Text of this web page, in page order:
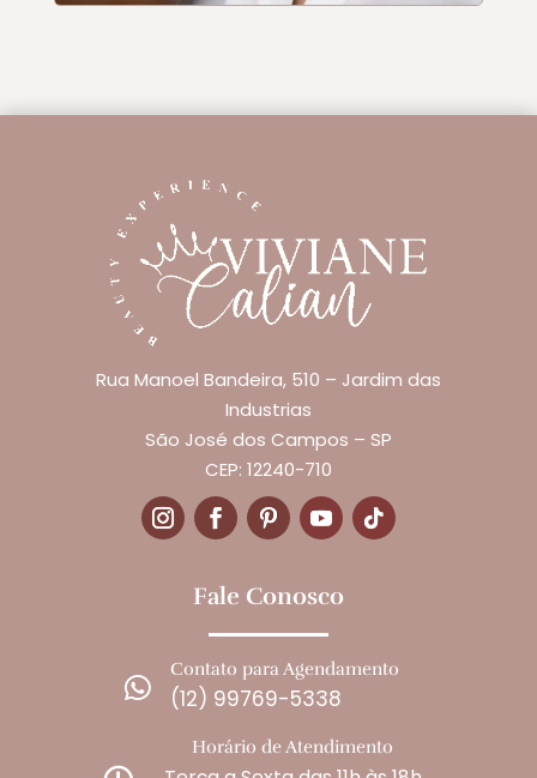
Rua Manoel Bandeira, 510 – Jardim das
Industrias
São José dos Campos – SP
CEP: 12240-710
Fale Conosco

Contato para Agendamento
(12) 99769-5338
Horário de Atendimento